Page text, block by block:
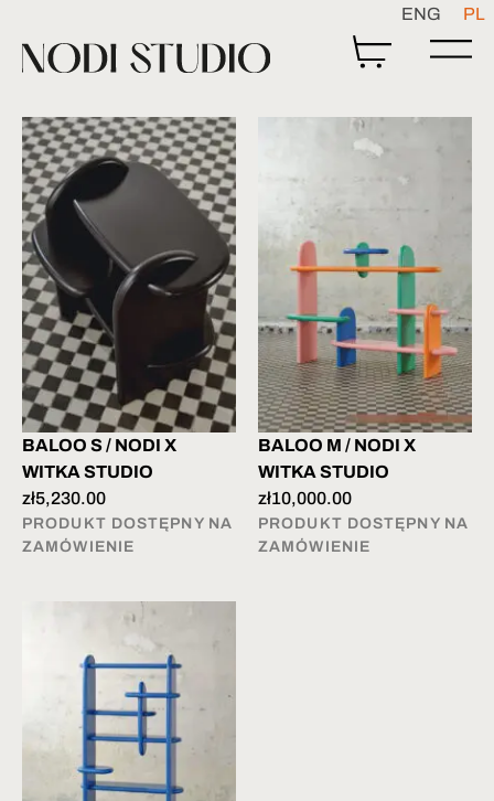
ENG PL
BALOO S / NODI X
WITKA STUDIO
zł5,230.00
PRODUKT DOSTĘPNY NA
ZAMÓWIENIE
BALOO M / NODI X
WITKA STUDIO
zł10,000.00
PRODUKT DOSTĘPNY NA
ZAMÓWIENIE